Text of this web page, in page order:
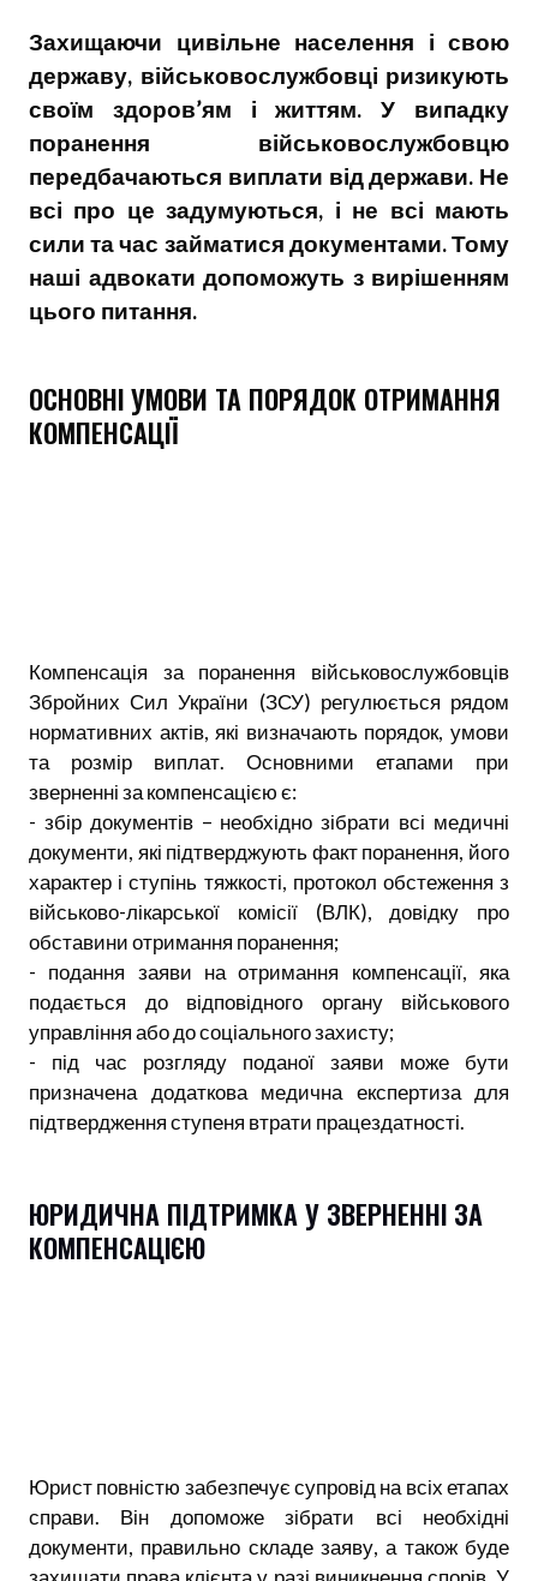
Захищаючи цивільне населення і свою
державу, військовослужбовці ризикують
своїм здоров’ям і життям. У випадку
поранення військовослужбовцю
передбачаються виплати від держави. Не
всі про це задумуються, і не всі мають
сили та час займатися документами. Тому
наші адвокати допоможуть з вирішенням
цього питання.
ОСНОВНІ УМОВИ ТА ПОРЯДОК ОТРИМАННЯ
КОМПЕНСАЦІЇ
Компенсація за поранення військовослужбовців
Збройних Сил України (ЗСУ) регулюється рядом
нормативних актів, які визначають порядок, умови
та розмір виплат. Основними етапами при
зверненні за компенсацією є:
- збір документів – необхідно зібрати всі медичні
документи, які підтверджують факт поранення, його
характер і ступінь тяжкості, протокол обстеження з
військово-лікарської комісії (ВЛК), довідку про
обставини отримання поранення;
- подання заяви на отримання компенсації, яка
подається до відповідного органу військового
управління або до соціального захисту;
- під час розгляду поданої заяви може бути
призначена додаткова медична експертиза для
підтвердження ступеня втрати працездатності.
ЮРИДИЧНА ПІДТРИМКА У ЗВЕРНЕННІ ЗА
КОМПЕНСАЦІЄЮ
Юрист повністю забезпечує супровід на всіх етапах
справи. Він допоможе зібрати всі необхідні
документи, правильно складе заяву, а також буде